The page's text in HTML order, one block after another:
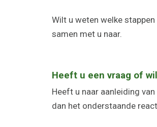
Wilt u weten welke
samen met u naar.
Heeft u een vraag of
Heeft u naar aanleiding
dan het onderstaande